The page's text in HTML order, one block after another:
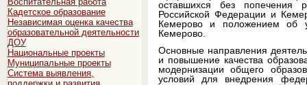
Кадетское образование
Независимая оценка качества
образовательной деятельности
ДОУ
Национальные проекты
Муниципальные проекты
Система выявления,
оставшихся без попечения
Российской Федерации и
Кемерово и положением об
Кемерово.
Основные направления
и повышение качества
модернизации общего
условий для внедрения